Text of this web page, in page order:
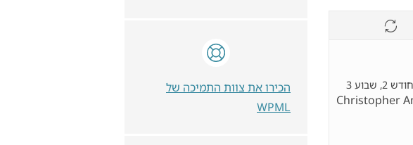
שבוע 3
Christopher
הכירו את צוות התמיכה של
WPML